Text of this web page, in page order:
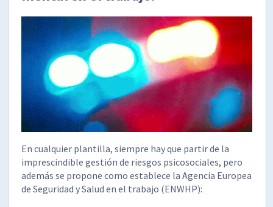
En cualquier plantilla, siempre hay que partir de la
imprescindible gestión de riesgos psicosociales, pero
además se propone como establece la Agencia Europea
de Seguridad y Salud en el trabajo (ENWHP):